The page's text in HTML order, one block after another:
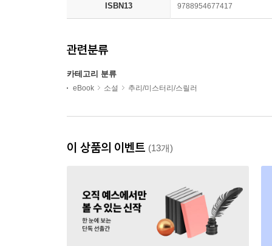
ISBN13 9788954677417
관련분류
카테고리 분류
eBook 소설 추리/미스터리/스릴러
이 상품의 이벤트 (13개)